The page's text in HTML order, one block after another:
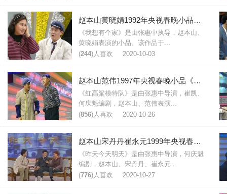
赵本山黄晓娟1992年央视春晚小品《我想有个家》台词剧本
《我想有个家》是由张惠中执导，赵本山、
黄晓娟表演的小品。该作品于...
(244)人喜欢 2020-10-03
赵本山范伟1997年央视春晚小品《红高粱模特队》台词剧本
《红高粱模特队》是由张惠中导演，崔凯、
何庆魁编剧，赵本山、范伟表演...
(856)人喜欢 2020-10-26
赵本山宋丹丹崔永元1999年央视春晚小品《昨天今天明天》台词剧本
《昨天今天明天》是由张惠中导演，何庆魁
编剧，赵本山、宋丹丹、崔永元...
(776)人喜欢 2020-10-27